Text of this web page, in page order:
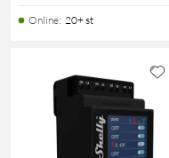
Online: 20+ st